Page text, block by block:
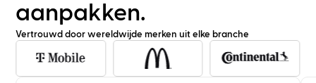
aanpakken.
Vertrouwd door wereldwijde merken uit elke branche